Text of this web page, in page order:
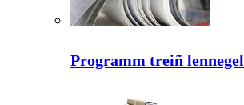
Programm treiñ lennegel